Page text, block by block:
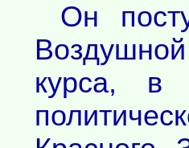
Он
курса, в